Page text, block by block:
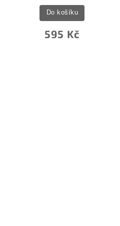
595 Kč
Do košíku